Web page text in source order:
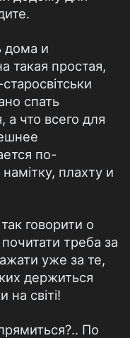
дома и
такая простая,
спать
а что всего для
по-
плахту и
говорити о
почитати треба за
уже за те,
держиться
на світі!
По